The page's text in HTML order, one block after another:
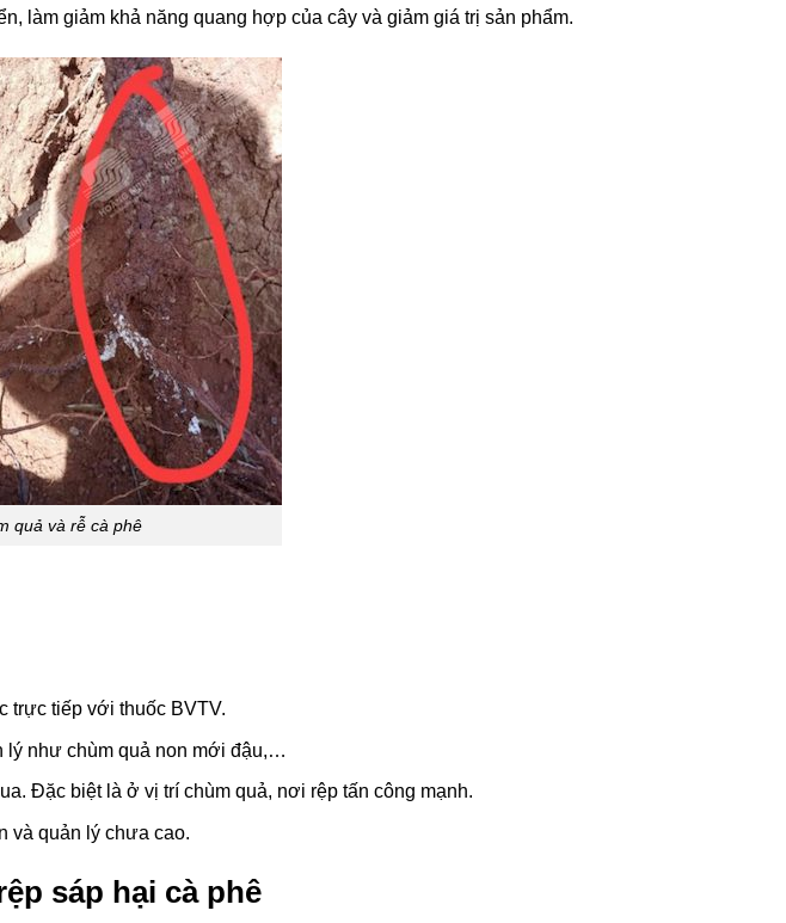
làm giảm khả năng quang hợp của cây và giảm giá trị sản phẩm.
quả và rễ cà phê
trực tiếp với thuốc BVTV.
lý như chùm quả non mới đậu,…
Đặc biệt là ở vị trí chùm quả, nơi rệp tấn công mạnh.
và quản lý chưa cao.
sáp hại cà phê